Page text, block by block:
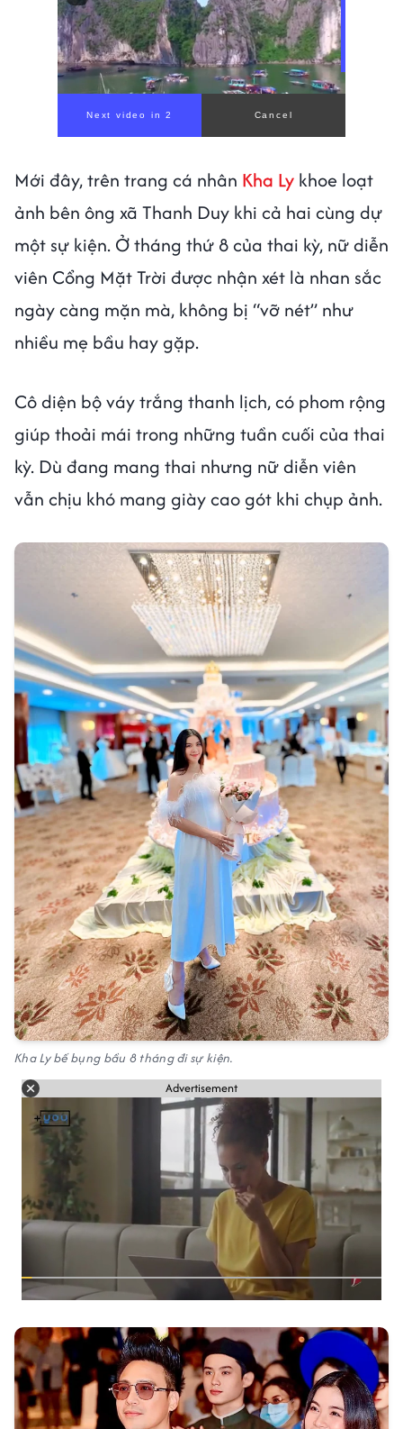
00:00/ 00:59
Mới đây, trên trang cá nhân Kha Ly khoe loạt
ảnh bên ông xã Thanh Duy khi cả hai cùng dự
một sự kiện. Ở tháng thứ 8 của thai kỳ, nữ diễn
viên Cổng Mặt Trời được nhận xét là nhan sắc
ngày càng mặn mà, không bị “vỡ nét” như
nhiều mẹ bầu hay gặp.
Cô diện bộ váy trắng thanh lịch, có phom rộng
giúp thoải mái trong những tuần cuối của thai
kỳ. Dù đang mang thai nhưng nữ diễn viên
vẫn chịu khó mang giày cao gót khi chụp ảnh.
Kha Ly bế bụng bầu 8 tháng đi sự kiện.
Advertisement